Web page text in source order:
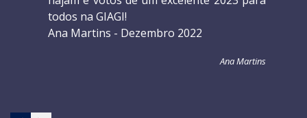
todos na GIAGI!
Ana Martins - Dezembro 2022
Ana Martins